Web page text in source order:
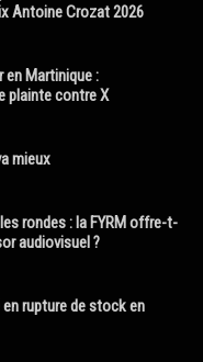
Antoine Crozat 2026
en Martinique :
plainte contre X
mieux
rondes : la FYRM offre-t-
audiovisuel ?
rupture de stock en